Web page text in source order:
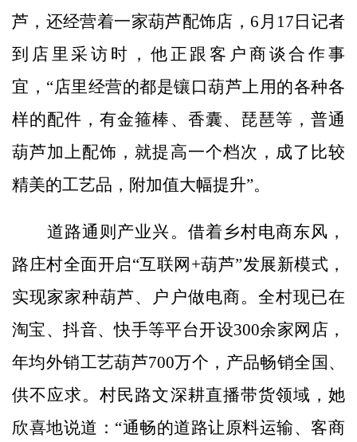
芦，还经营着一家葫芦配饰店，6月17日记者
到店里采访时，他正跟客户商谈合作事
宜，“店里经营的都是镶口葫芦上用的各种各
样的配件，有金箍棒、香囊、琵琶等，普通
葫芦加上配饰，就提高一个档次，成了比较
精美的工艺品，附加值大幅提升”。
道路通则产业兴。借着乡村电商东风，
路庄村全面开启“互联网+葫芦”发展新模式，
实现家家种葫芦、户户做电商。全村现已在
淘宝、抖音、快手等平台开设300余家网店，
年均外销工艺葫芦700万个，产品畅销全国、
供不应求。村民路文深耕直播带货领域，她
欣喜地说道：“通畅的道路让原料运输、客商